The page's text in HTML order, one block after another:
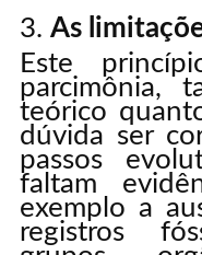
As
Este
parcimônia,
teórico
dúvida ser
passos
faltam
exemplo a
registros